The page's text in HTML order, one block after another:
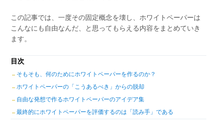
この記事では、一度その固定概念を壊し、ホワイトペーパーは
こんなにも自由なんだ、と思ってもらえる内容をまとめていき
ます。
目次
そもそも、何のためにホワイトペーパーを作るのか？
ホワイトペーパーの「こうあるべき」からの脱却
自由な発想で作るホワイトペーパーのアイデア集
最終的にホワイトペーパーを評価するのは「読み手」である